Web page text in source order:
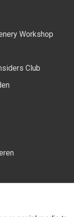
Workshop
Club